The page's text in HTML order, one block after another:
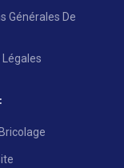
Générales De